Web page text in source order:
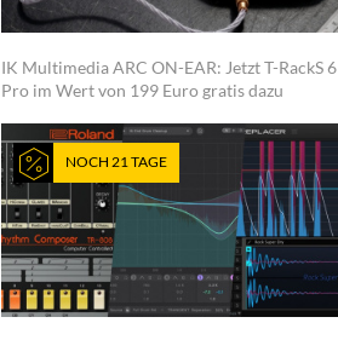
IK Multimedia ARC ON-EAR: Jetzt T-RackS 6
Pro im Wert von 199 Euro gratis dazu
NOCH 21 TAGE